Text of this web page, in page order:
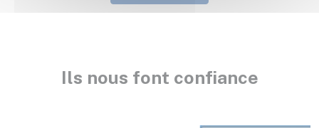
Ils nous font confiance